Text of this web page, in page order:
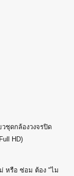
วชุดกล้องวงจรปิด
HD)
หรือ ซ่อม ต้อง "ไม